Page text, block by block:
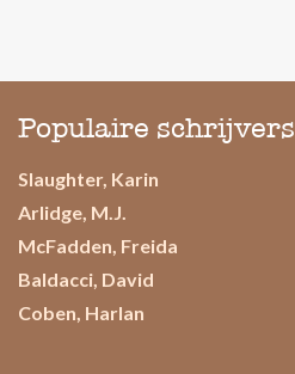
Populaire schrijvers
Slaughter, Karin
Arlidge, M.J.
McFadden, Freida
Baldacci, David
Coben, Harlan